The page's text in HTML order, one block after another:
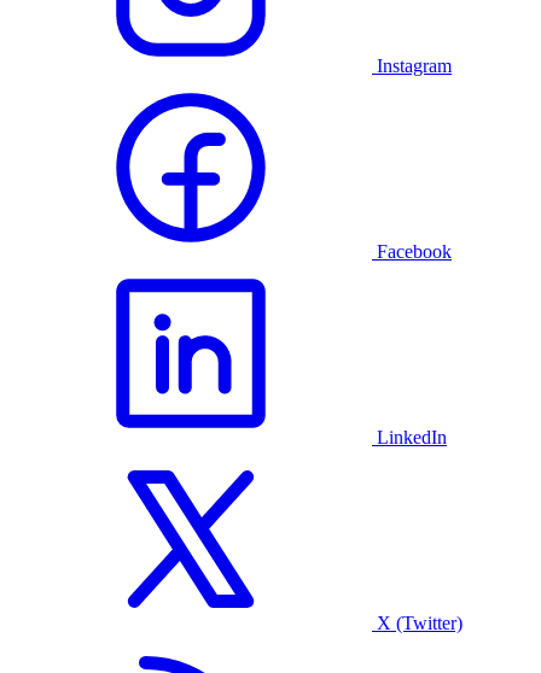
Instagram
Facebook
LinkedIn
X (Twitter)